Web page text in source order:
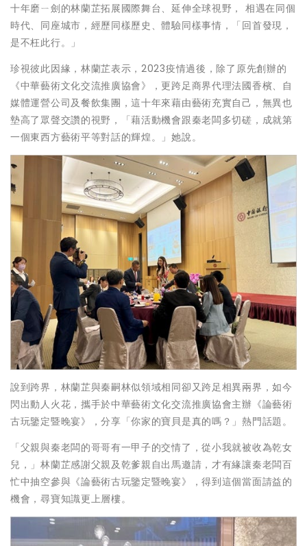
十年磨ㄧ劍的林蘭芷拓展國際舞台、延伸全球視野， 相遇在同個
時代、同座城市，經歷同樣歷史、體驗同樣事情，「回首發現，
是不枉此行。」
珍視彼此因緣，林蘭芷表示，2023疫情過後，除了原先創辦的
《中華藝術文化交流推廣協會》，更跨足商界代理法國香檳、自
媒體運營公司及餐飲集團，這十年來藉由藝術充實自己，無異也
墊高了眾聲交讚的視野，「藉活動機會跟秦老闆多切磋，成就第
一個東西方藝術平等對話的輝煌。」她說。
說到跨界，林蘭芷與秦嗣林似領域相同卻又跨足相異兩界，如今
閃出動人火花，攜手於中華藝術文化交流推廣協會主辦《論藝術
古玩鑒定暨晚宴》，分享「你家的寶貝是真的嗎？」熱門話題。
「父親與秦老闆的哥哥有一甲子的交情了，從小我就被收為乾女
兒，」林蘭芷感謝父親及乾爹親自出馬邀請，才有緣讓秦老闆百
忙中抽空參與《論藝術古玩鑒定暨晚宴》，得到這個當面請益的
機會，尋寶知識更上層樓。